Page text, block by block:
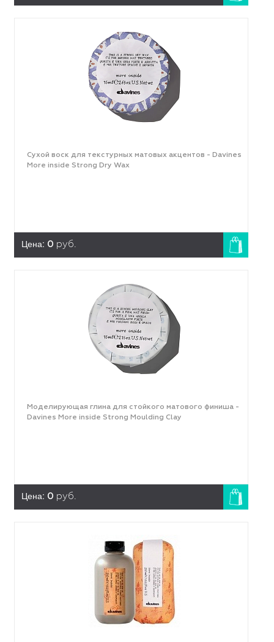
Сухой воск для текстурных матовых акцентов - Davines
More inside Strong Dry Wax
Цена: 0 руб.
Моделирующая глина для стойкого матового финиша -
Davines More inside Strong Moulding Clay
Цена: 0 руб.